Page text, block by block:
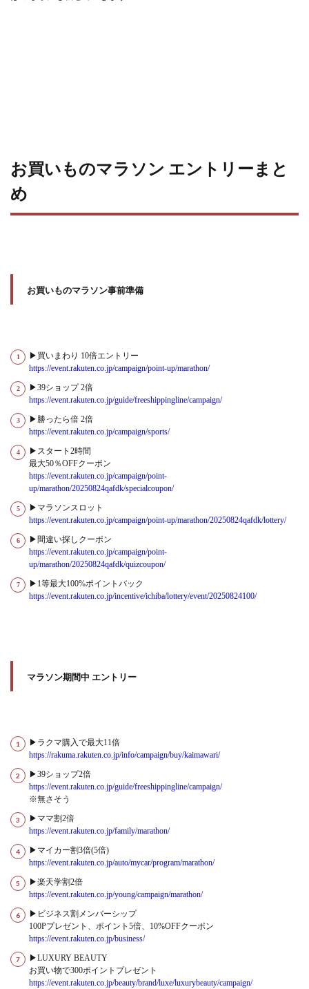
お買いものマラソン エントリーまと
め
お買いものマラソン事前準備
▶買いまわり 10倍エントリー
https://event.rakuten.co.jp/campaign/point-up/marathon/
▶39ショップ 2倍
https://event.rakuten.co.jp/guide/freeshippingline/campaign/
▶勝ったら倍 2倍
https://event.rakuten.co.jp/campaign/sports/
▶スタート2時間
最大50％OFFクーポン
https://event.rakuten.co.jp/campaign/point-
up/marathon/20250824qafdk/specialcoupon/
▶マラソンスロット
https://event.rakuten.co.jp/campaign/point-up/marathon/20250824qafdk/lottery/
▶間違い探しクーポン
https://event.rakuten.co.jp/campaign/point-
up/marathon/20250824qafdk/quizcoupon/
▶1等最大100%ポイントバック
https://event.rakuten.co.jp/incentive/ichiba/lottery/event/20250824100/
マラソン期間中 エントリー
▶ラクマ購入で最大11倍
https://rakuma.rakuten.co.jp/info/campaign/buy/kaimawari/
▶39ショップ2倍
https://event.rakuten.co.jp/guide/freeshippingline/campaign/
※無さそう
▶ママ割2倍
https://event.rakuten.co.jp/family/marathon/
▶マイカー割3倍(5倍)
https://event.rakuten.co.jp/auto/mycar/program/marathon/
▶楽天学割2倍
https://event.rakuten.co.jp/young/campaign/marathon/
▶ビジネス割メンバーシップ
100Pプレゼント、ポイント5倍、10%OFFクーポン
https://event.rakuten.co.jp/business/
▶LUXURY BEAUTY
お買い物で300ポイントプレゼント
https://event.rakuten.co.jp/beauty/brand/luxe/luxurybeauty/campaign/